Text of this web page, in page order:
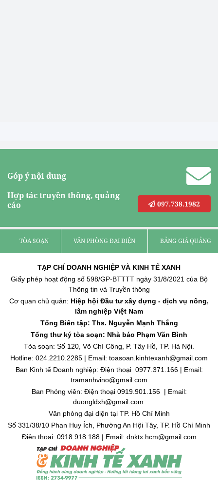
Góp ý nội dung
Hợp tác truyền thông, quảng
cáo
097.738.1982
TÒA SOẠN VĂN PHÒNG ĐẠI DIỆN BẢNG GIÁ QUẢNG
TẠP CHÍ DOANH NGHIỆP VÀ KINH TẾ XANH
Giấy phép hoạt động số 598/GP-BTTTT ngày 31/8/2021 của Bộ
Thông tin và Truyền thông
Cơ quan chủ quản: Hiệp hội Đầu tư xây dựng - dịch vụ nông,
lâm nghiệp Việt Nam
Tổng Biên tập: Ths. Nguyễn Mạnh Thắng
Tổng thư ký tòa soạn: Nhà báo Phạm Văn Bình
Tòa soạn: Số 120, Võ Chí Công, P. Tây Hồ, TP. Hà Nội.
Hotline: 024.2210.2285 | Email: toasoan.kinhtexanh@gmail.com
Ban Kinh tế Doanh nghiệp: Điện thoại 0977.371.166 | Email:
tramanhvino@gmail.com
Ban Phóng viên: Điện thoại 0919.901.156 | Email:
duongldxh@gmail.com
Văn phòng đại diện tại TP. Hồ Chí Minh
Số 331/38/10 Phan Huy Ích, Phường An Hội Tây, TP. Hồ Chí Minh
Điện thoại: 0918.918.188 | Email: dnktx.hcm@gmail.com